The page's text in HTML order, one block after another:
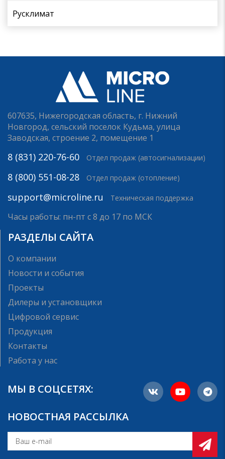
Русклимат
607635, Нижегородская область, г. Нижний
Новгород, сельский поселок Кудьма, улица
Заводская, строение 2, помещение 1
8 (831) 220-76-60 Отдел продаж (автосигнализации)
8 (800) 551-08-28 Отдел продаж (отопление)
support@microline.ru Техническая поддержка
Часы работы: пн-пт с 8 до 17 по МСК
РАЗДЕЛЫ САЙТА
О компании
Новости и события
Проекты
Дилеры и установщики
Цифровой сервис
Продукция
Контакты
Работа у нас
МЫ В СОЦСЕТЯХ:
НОВОСТНАЯ РАССЫЛКА